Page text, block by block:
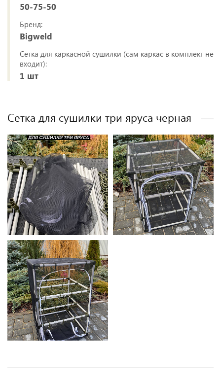
50-75-50
Бренд:
Bigweld
Сетка для каркасной сушилки (сам каркас в комплект не
входит):
1 шт
Сетка для сушилки три яруса черная